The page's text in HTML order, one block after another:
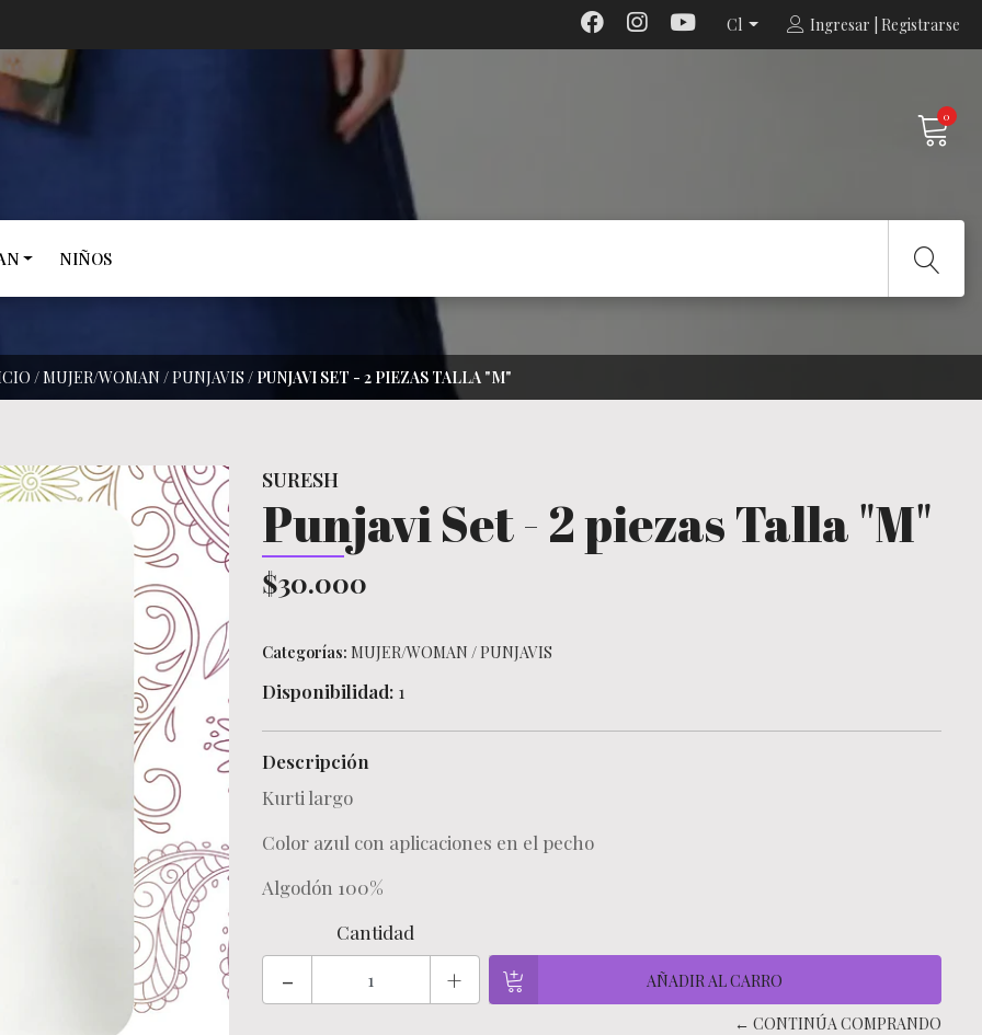
Cl Ingresar | Registrarse
0
NIÑOS
/MUJER/WOMAN /PUNJAVIS / PUNJAVI SET - 2 PIEZAS TALLA "M"
SURESH
Punjavi Set - 2 piezas Talla "M"
$30.000
Categorías: MUJER/WOMAN / PUNJAVIS
Disponibilidad: 1
Descripción
Kurti largo
Color azul con aplicaciones en el pecho
Algodón 100%
Cantidad
- +
← CONTINÚA COMPRANDO